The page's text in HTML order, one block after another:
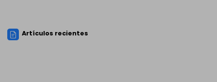
Artículos recientes